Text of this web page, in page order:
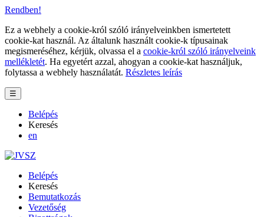
Rendben!
Ez a webhely a cookie-król szóló irányelveinkben ismertetett
cookie-kat használ. Az általunk használt cookie-k típusainak
megismeréséhez, kérjük, olvassa el a cookie-król szóló irányelveink
mellékletét. Ha egyetért azzal, ahogyan a cookie-kat használjuk,
folytassa a webhely használatát. Részletes leírás
☰
Belépés
Keresés
en
Belépés
Keresés
Bemutatkozás
Vezetőség